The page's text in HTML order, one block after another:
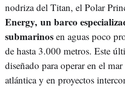
nodriza del Titan, el Polar
Energy, un barco
submarinos en aguas poco
de hasta 3.000 metros. Este
diseñado para operar en el
atlántica y en proyectos